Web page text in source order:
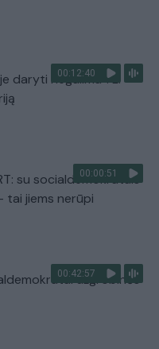
00:12:40
daryti negalima“: L.
00:00:51
su socialdemokratais
tai jiems nerūpi
00:42:57užgrobinės